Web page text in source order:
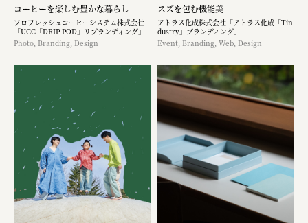
コーヒーを楽しむ豊かな暮らし
ソロフレッシュコーヒーシステム株式会社
「UCC「DRIP POD」リブランディング」
Photo, Branding, Design
スズを包む機能美
アトラス化成株式会社「アトラス化成「Tin
dustry」ブランディング」
Event, Branding, Web, Design